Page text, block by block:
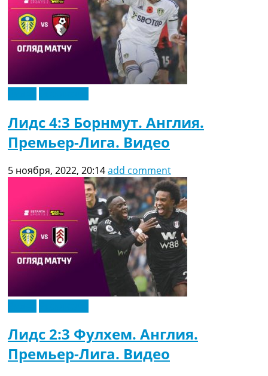
Лидс 4:3 Борнмут. Англия.
Премьер-Лига. Видео
5 ноября, 2022, 20:14add comment
Лидс 2:3 Фулхем. Англия.
Премьер-Лига. Видео